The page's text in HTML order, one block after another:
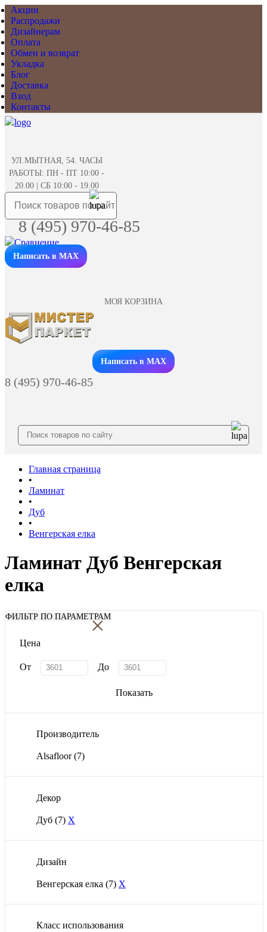
Акции
Распродажи
Дизайнерам
Оплата
Обмен и возврат
Укладка
Блог
Доставка
Вход
Контакты
УЛ.МЫТНАЯ, 54. ЧАСЫ
РАБОТЫ: ПН - ПТ 10:00 -
20.00 | СБ 10:00 - 19.00
8 (495) 970-46-85
Написать в MAX
МОЯ КОРЗИНА
Заказать звонок
Написать в MAX
8 (495) 970-46-85
Главная страница
•
Ламинат
•
Дуб
•
Венгерская елка
Ламинат Дуб Венгерская
елка
ФИЛЬТР ПО ПАРАМЕТРАМ
×
Цена
От До
Показать
Производитель
Alsafloor(7)
Декор
Дуб (7) X
Дизайн
Венгерская елка (7) X
Класс использования